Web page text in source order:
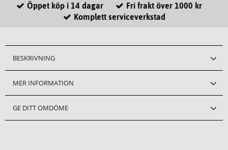
Öppet köp i 14 dagar
Fri frakt över 1000 kr
Komplett serviceverkstad
BESKRIVNING
MER INFORMATION
GE DITT OMDÖME